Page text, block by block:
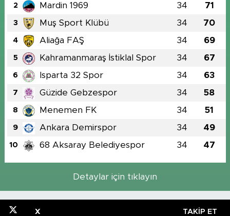
2 Mardin 1969 34 71
3 Muş Sport Klübü 34 70
4 Aliağa FAŞ 34 69
5 Kahramanmaraş İstiklal Spor 34 67
6 Isparta 32 Spor 34 63
7 Güzide Gebzespor 34 58
8 Menemen FK 34 51
9 Ankara Demirspor 34 49
10 68 Aksaray Belediyespor 34 47
Detaylar için tıklayın
X TAKIP ET